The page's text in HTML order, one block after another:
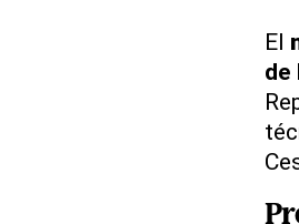
El
de